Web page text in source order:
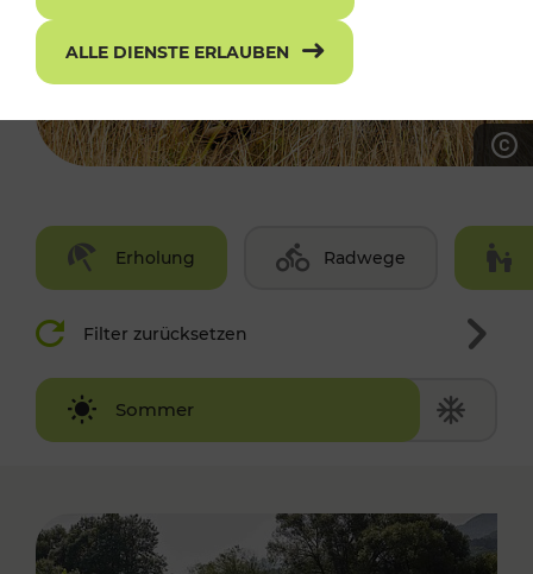
Erholung Radwege
Filter zurücksetzen
Sommer
Winter
ALLE DIENSTE ERLAUBEN